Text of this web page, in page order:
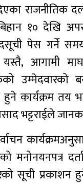
राजनीतिक
१० देखि
पेस गर्ने
आगामी
उम्मेदवारको
हुने कार्यक्रम तय
भट्टराईले
मनोनयनपत्र
सूची प्रकाशन